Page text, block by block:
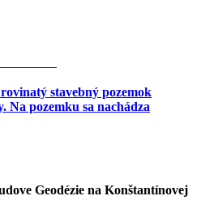
stavebný pozemok
Na pozemku sa nachádza
Geodézie na Konštantínovej